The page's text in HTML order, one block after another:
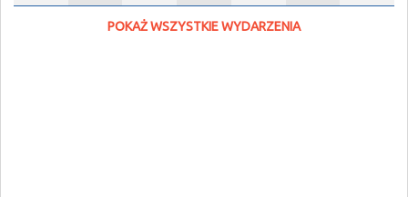
POKAŻ WSZYSTKIE WYDARZENIA